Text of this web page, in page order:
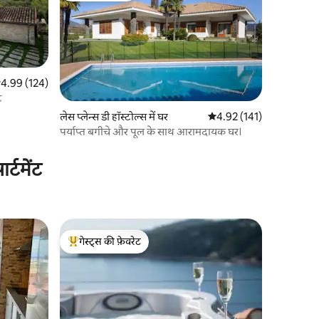
रेटिंग 5 में से 4.99, 124 समीक्षाएँ
4.99 (124)
लेस प्लेन्स डी हॉस्टोल्स में घर औसत रेटिंग 5 में से 4.92,
4.92 (141)
पर्याप्त बगीचे और पूल के साथ आरामदायक घर।
गेस्ट्स का टॉप फ़ेवरेट
गेस्ट्स की फ़ेवरेट